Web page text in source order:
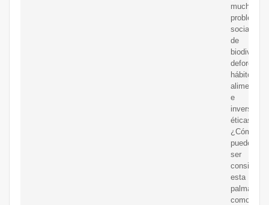
muchos
problemas
sociales
de
hábitos
e
éticas.
¿Cómo
puede
ser
esta
palma
como